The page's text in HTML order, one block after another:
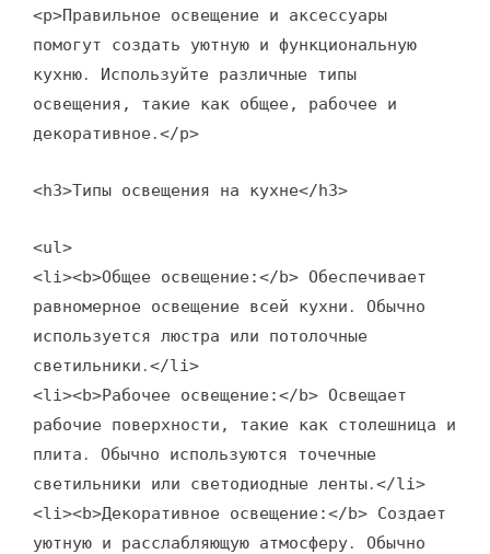
<p>Правильное освещение и аксессуары
помогут создать уютную и функциональную
кухню․ Используйте различные типы
освещения, такие как общее, рабочее и
декоративное․</p>
<h3>Типы освещения на кухне</h3>
<ul>
<li><b>Общее освещение:</b> Обеспечивает
равномерное освещение всей кухни․ Обычно
используется люстра или потолочные
светильники․</li>
<li><b>Рабочее освещение:</b> Освещает
рабочие поверхности, такие как столешница и
плита․ Обычно используются точечные
светильники или светодиодные ленты․</li>
<li><b>Декоративное освещение:</b> Создает
уютную и расслабляющую атмосферу․ Обычно